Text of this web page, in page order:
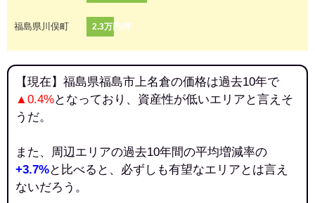
福島県川俣町 2.3万円/坪
【現在】福島県福島市上名倉の価格は過去10年で
▲0.4%となっており、資産性が低いエリアと言えそ
うだ。
また、周辺エリアの過去10年間の平均増減率の
+3.7%と比べると、必ずしも有望なエリアとは言え
ないだろう。